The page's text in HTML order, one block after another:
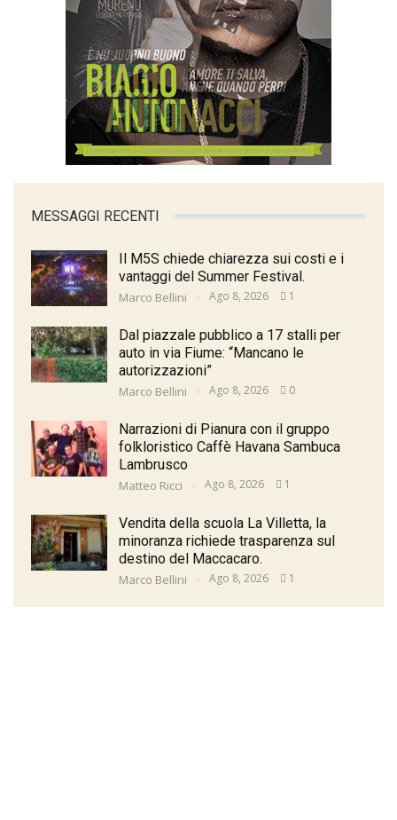
MESSAGGI RECENTI
Il M5S chiede chiarezza sui costi e i
vantaggi del Summer Festival.
Marco Bellini Ago 8, 2026 1
Dal piazzale pubblico a 17 stalli per
auto in via Fiume: “Mancano le
autorizzazioni”
Marco Bellini Ago 8, 2026 0
Narrazioni di Pianura con il gruppo
folkloristico Caffè Havana Sambuca
Lambrusco
Matteo Ricci Ago 8, 2026 1
Vendita della scuola La Villetta, la
minoranza richiede trasparenza sul
destino del Maccacaro.
Marco Bellini Ago 8, 2026 1